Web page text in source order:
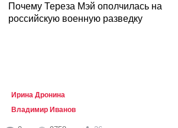
Почему Тереза Мэй ополчилась на
российскую военную разведку
Ирина Дронина
Владимир Иванов